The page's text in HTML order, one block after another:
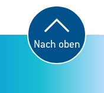
Nach oben